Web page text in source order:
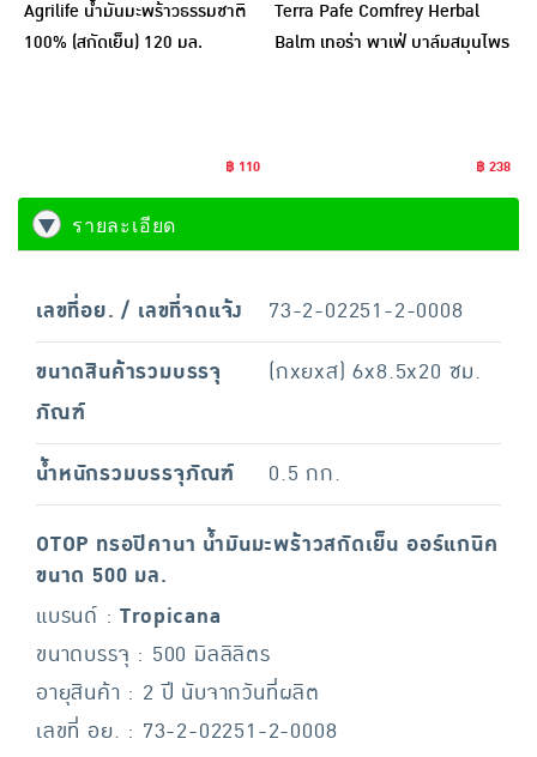
Agrilife น้ำมันมะพร้าวธรรมชาติ
100% (สกัดเย็น) 120 มล.
฿ 110
Terra Pafe Comfrey Herbal
Balm เทอร่า พาเฟ่ บาล์มสมุนไพร
฿ 238
รายละเอียด
เลขที่อย. / เลขที่จดแจ้ง
73-2-02251-2-0008
ขนาดสินค้ารวมบรรจุ
ภัณฑ์
(กxยxส) 6x8.5x20 ซม.
น้ำหนักรวมบรรจุภัณฑ์ 0.5 กก.
OTOP ทรอปิคานา น้ำมันมะพร้าวสกัดเย็น ออร์แกนิค
ขนาด 500 มล.
แบรนด์ :Tropicana
ขนาดบรรจุ : 500 มิลลิลิตร
อายุสินค้า : 2 ปี นับจากวันที่ผลิต
เลขที่ อย. : 73-2-02251-2-0008